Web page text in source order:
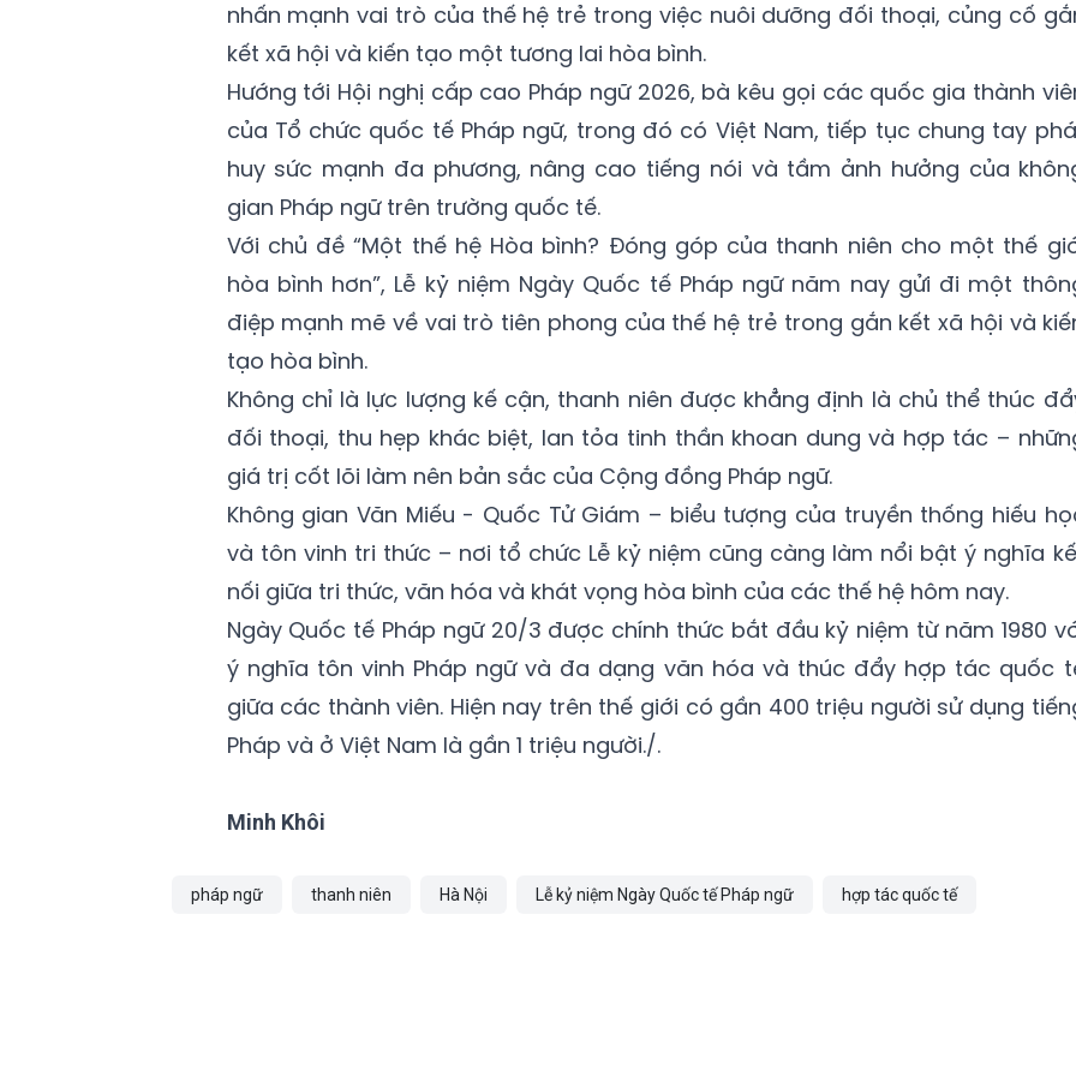
nhấn mạnh vai trò của thế hệ trẻ trong việc nuôi dưỡng đối thoại, củng cố
kết xã hội và kiến tạo một tương lai hòa bình.
Hướng tới Hội nghị cấp cao Pháp ngữ 2026, bà kêu gọi các quốc gia thành
của Tổ chức quốc tế Pháp ngữ, trong đó có Việt Nam, tiếp tục chung tay
huy sức mạnh đa phương, nâng cao tiếng nói và tầm ảnh hưởng của
gian Pháp ngữ trên trường quốc tế.
Với chủ đề “Một thế hệ Hòa bình? Đóng góp của thanh niên cho một thế
hòa bình hơn”, Lễ kỷ niệm Ngày Quốc tế Pháp ngữ năm nay gửi đi một
điệp mạnh mẽ về vai trò tiên phong của thế hệ trẻ trong gắn kết xã hội và
tạo hòa bình.
Không chỉ là lực lượng kế cận, thanh niên được khẳng định là chủ thể thúc
đối thoại, thu hẹp khác biệt, lan tỏa tinh thần khoan dung và hợp tác –
giá trị cốt lõi làm nên bản sắc của Cộng đồng Pháp ngữ.
Không gian Văn Miếu - Quốc Tử Giám – biểu tượng của truyền thống hiếu
và tôn vinh tri thức – nơi tổ chức Lễ kỷ niệm cũng càng làm nổi bật ý nghĩa
nối giữa tri thức, văn hóa và khát vọng hòa bình của các thế hệ hôm nay.
Ngày Quốc tế Pháp ngữ 20/3 được chính thức bắt đầu kỷ niệm từ năm 1980
ý nghĩa tôn vinh Pháp ngữ và đa dạng văn hóa và thúc đẩy hợp tác quốc
giữa các thành viên. Hiện nay trên thế giới có gần 400 triệu người sử dụng
Pháp và ở Việt Nam là gần 1 triệu người./.
Minh Khôi
pháp ngữ thanh niên Hà Nội Lễ kỷ niệm Ngày Quốc tế Pháp ngữ hợp tác quốc tế